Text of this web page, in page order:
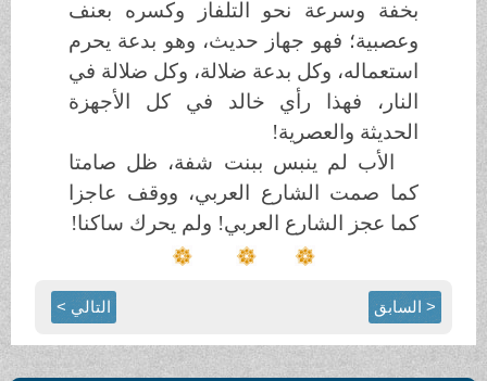
بخفة وسرعة نحو التلفاز وكسره بعنف
وعصبية؛ فهو جهاز حديث، وهو بدعة يحرم
استعماله، وكل بدعة ضلالة، وكل ضلالة في
النار، فهذا رأي خالد في كل الأجهزة
الحديثة والعصرية!
الأب لم ينب سببنت شفة، ظل صامتا
كما صمت الشارع العربي، ووقف عاجزا
كما عجز الشارع العربي! ولم يحرك ساكنا!
< السابق التالي >